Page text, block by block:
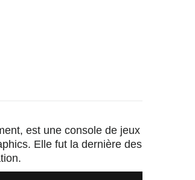
est une console de jeux
Elle fut la dernière des